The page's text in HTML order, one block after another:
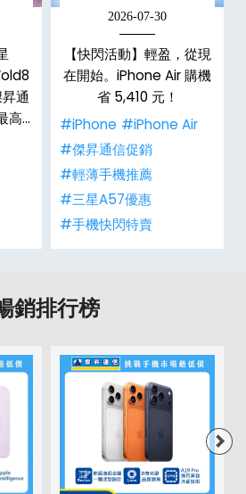
通
高
2026-07-30
【快閃活動】輕盈，從現
在開始。iPhone Air 購機
省 5,410 元！
#iPhone #iPhone Air
#傑昇通信促銷
#輕薄手機推薦
#三星A57優惠
#手機快閃特賣
銷排行榜